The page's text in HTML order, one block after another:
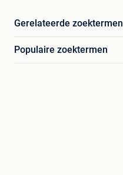
Gerelateerde zoektermen
Populaire zoektermen